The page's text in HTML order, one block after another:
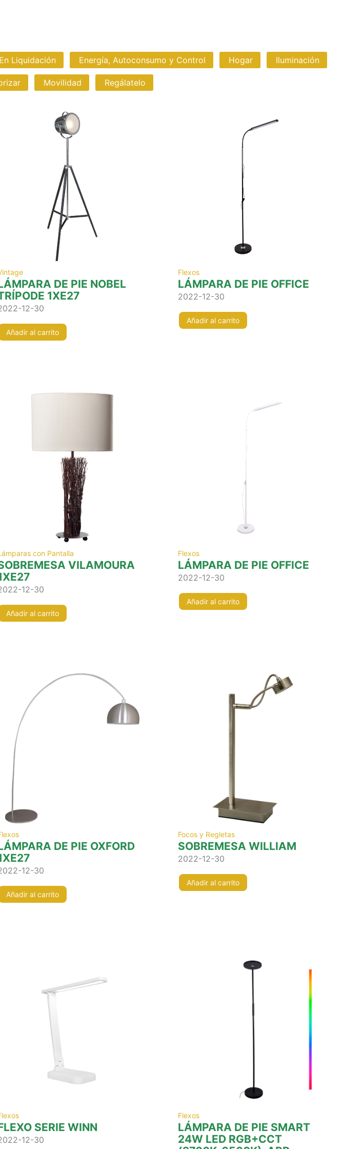
En Liquidación Energía, Autoconsumo y Control Hogar Iluminación
Movilidad Regálatelo
DE PIE NOBEL
1XE27
12-30
Añadir al carrito
Flexos
LÁMPARA DE PIE OFFICE
2022-12-30
Añadir al carrito
con Pantalla
VILAMOURA
12-30
Añadir al carrito
Flexos
LÁMPARA DE PIE OFFICE
2022-12-30
Añadir al carrito
DE PIE OXFORD
12-30
Añadir al carrito
Focos y Regletas
SOBREMESA WILLIAM
2022-12-30
Añadir al carrito
SERIE WINN
12-30
Flexos
LÁMPARA DE PIE SMART
24W LED RGB+CCT